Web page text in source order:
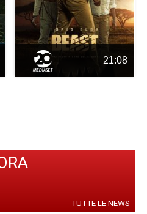
21:08
TUTTE LE NEWS